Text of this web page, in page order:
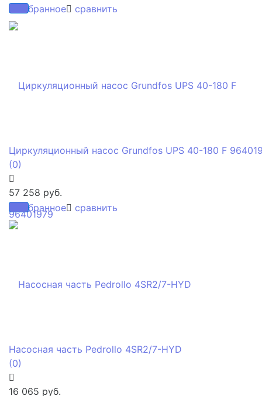
избранное сравнить
избранное сравнить
Циркуляционный насос Grundfos UPS 40-180 F
(0)
57 258 руб.
Насосная часть Pedrollo 4SR2/7-HYD
(0)
16 065 руб.